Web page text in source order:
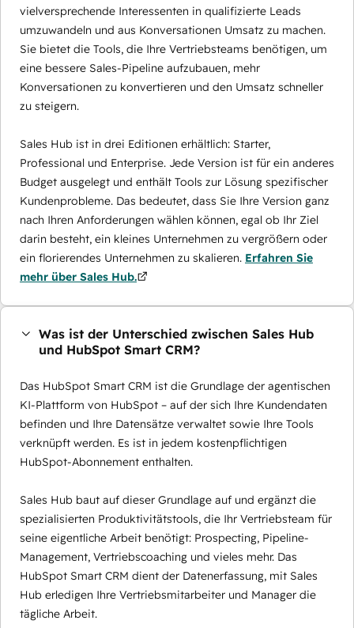
vielversprechende Interessenten in qualifizierte Leads
umzuwandeln und aus Konversationen Umsatz zu machen.
Sie bietet die Tools, die Ihre Vertriebsteams benötigen, um
eine bessere Sales-Pipeline aufzubauen, mehr
Konversationen zu konvertieren und den Umsatz schneller
zu steigern.
Sales Hub ist in drei Editionen erhältlich: Starter,
Professional und Enterprise. Jede Version ist für ein anderes
Budget ausgelegt und enthält Tools zur Lösung spezifischer
Kundenprobleme. Das bedeutet, dass Sie Ihre Version ganz
nach Ihren Anforderungen wählen können, egal ob Ihr Ziel
darin besteht, ein kleines Unternehmen zu vergrößern oder
ein florierendes Unternehmen zu skalieren. Erfahren Sie
mehr über Sales Hub.
Was ist der Unterschied zwischen Sales Hub
und HubSpot Smart CRM?
Das HubSpot Smart CRM ist die Grundlage der agentischen
KI-Plattform von HubSpot – auf der sich Ihre Kundendaten
befinden und Ihre Datensätze verwaltet sowie Ihre Tools
verknüpft werden. Es ist in jedem kostenpflichtigen
HubSpot-Abonnement enthalten.
Sales Hub baut auf dieser Grundlage auf und ergänzt die
spezialisierten Produktivitätstools, die Ihr Vertriebsteam für
seine eigentliche Arbeit benötigt: Prospecting, Pipeline-
Management, Vertriebscoaching und vieles mehr. Das
HubSpot Smart CRM dient der Datenerfassung, mit Sales
Hub erledigen Ihre Vertriebsmitarbeiter und Manager die
tägliche Arbeit.